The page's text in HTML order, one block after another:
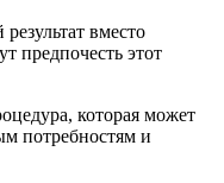
вместо
предпочесть этот
которая может
потребностям и